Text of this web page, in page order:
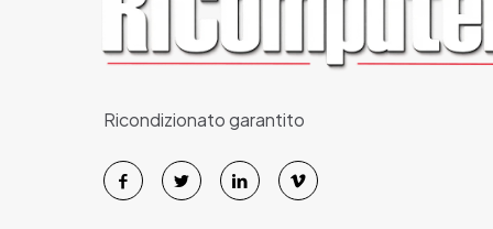
Ricondizionato garantito